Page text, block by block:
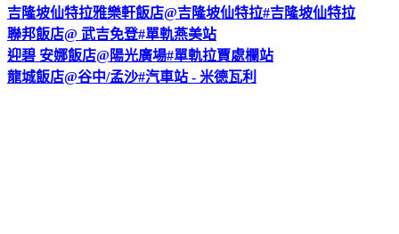
吉隆坡仙特拉雅樂軒飯店@吉隆坡仙特拉#吉隆坡仙特拉
聯邦飯店@ 武吉免登#單軌燕美站
迎碧 安娜飯店@陽光廣場#單軌拉賈處欄站
龍城飯店@谷中/孟沙#汽車站 - 米德瓦利